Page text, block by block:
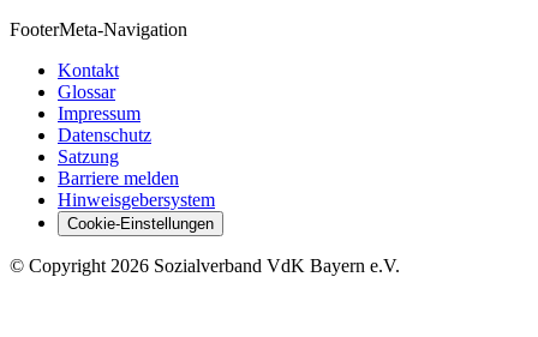
FooterMeta-Navigation
Kontakt
Glossar
Impressum
Datenschutz
Satzung
Barriere melden
Hinweisgebersystem
Cookie-Einstellungen
© Copyright 2026 Sozialverband VdK Bayern e.V.